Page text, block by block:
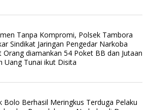
Tanpa Kompromi, Polsek Tambora
Sindikat Jaringan Pengedar Narkoba
Orang diamankan 54 Poket BB dan Jutaan
Uang Tunai ikut Disita
Bolo Berhasil Meringkus Terduga Pelaku